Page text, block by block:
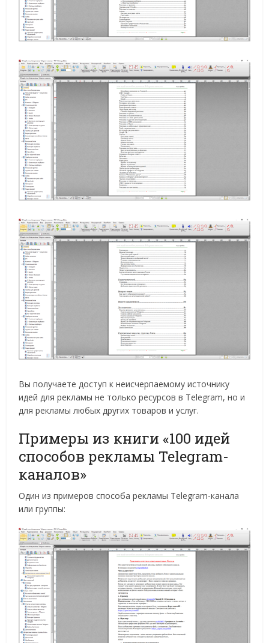
Вы получаете доступ к неисчерпаемому источнику
идей для рекламы не только ресурсов в Telegram, но и
для рекламы любых других товаров и услуг.
Примеры из книги «100 идей
способов рекламы Telegram-
каналов»
Один из примеров способа рекламы Telegram-канала
или группы: